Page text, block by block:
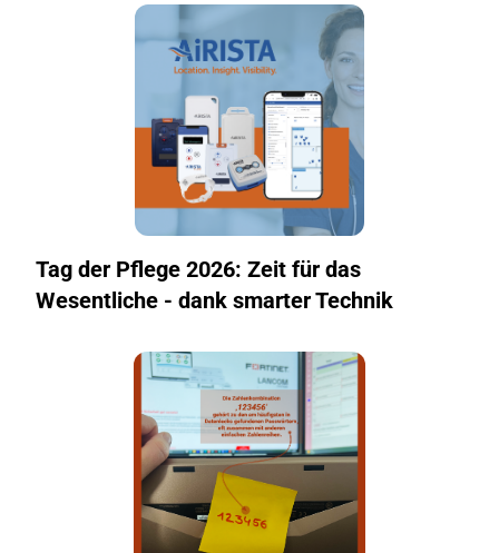
Tag der Pflege 2026: Zeit für das
Wesentliche - dank smarter Technik